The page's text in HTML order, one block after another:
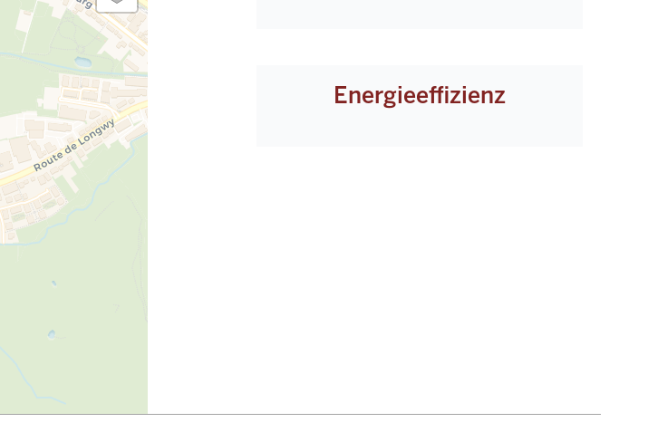
Energieeffizienz